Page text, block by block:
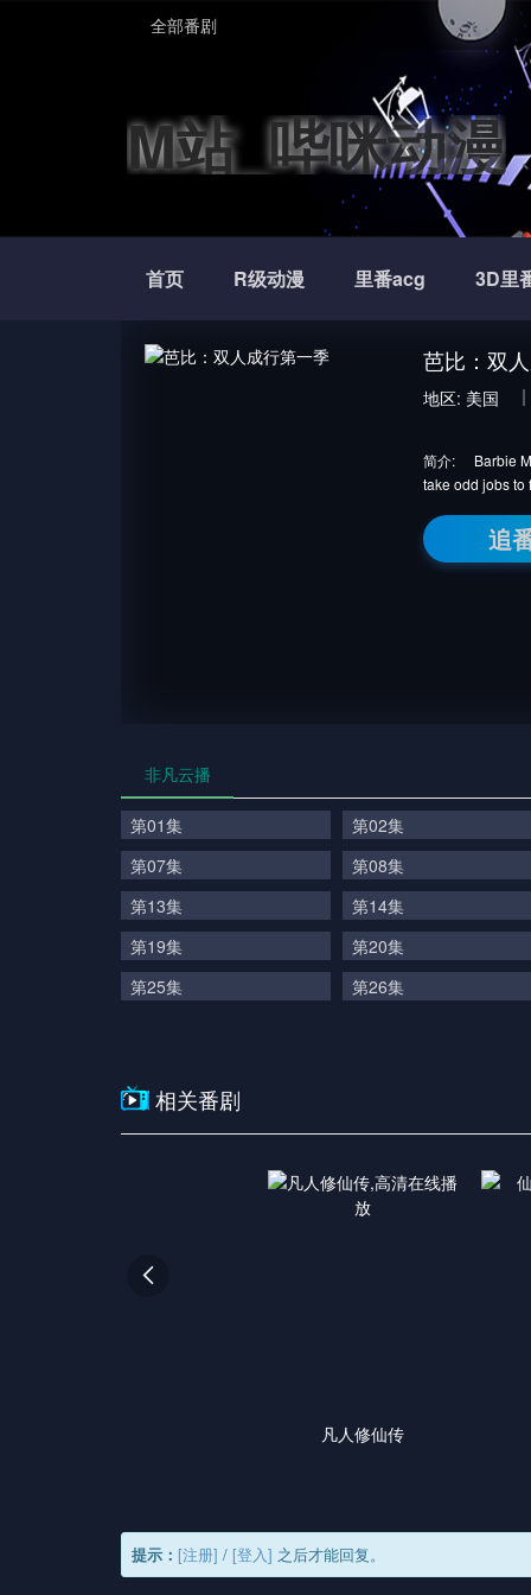
全部番剧
M站_哔咪动漫
首页 R级动漫 里番acg 3D里
芭比：双
地区: 美国
简介:
Barbie
take odd jobs to
追
非凡云播
第01集
第02集
第07集
第08集
第13集
第14集
第19集
第20集
第25集
第26集
相关番剧
凡人修仙传

提示： [注册] / [登入] 之后才能回复。